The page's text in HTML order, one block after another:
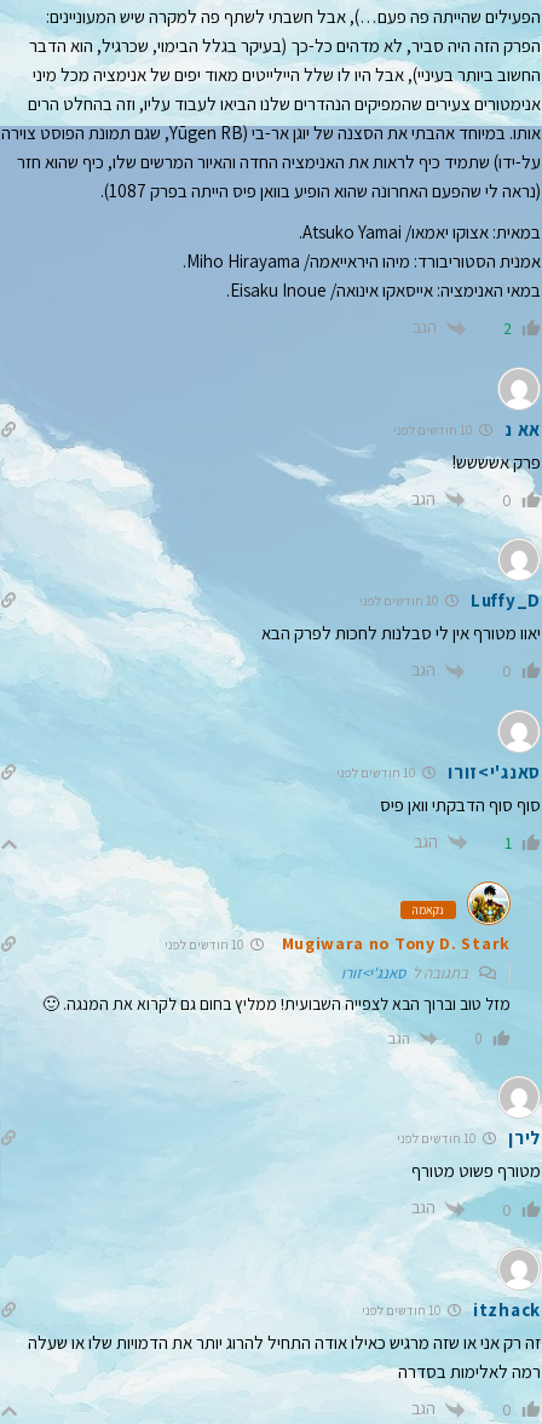
הפעילים שהייתה פה פעם…), אבל חשבתי לשתף פה למקרה שיש המעוניינים:
הפרק הזה היה סביר, לא מדהים כל-כך (בעיקר בגלל הבימוי, שכרגיל, הוא הדבר
החשוב ביותר בעיניי), אבל היו לו שלל היילייטים מאוד יפים של אנימציה מכל מיני
אנימטורים צעירים שהמפיקים הנהדרים שלנו הביאו לעבוד עליו, וזה בהחלט הרים
אותו. במיוחד אהבתי את הסצנה של יוגן אר-בי (Yūgen RB, שגם תמונת הפוסט צוירה
על-ידו) שתמיד כיף לראות את האנימציה החדה והאיור המרשים שלו, כיף שהוא חזר
(נראה לי שהפעם האחרונה שהוא הופיע בוואן פיס הייתה בפרק 1087).
במאית: אצוקו יאמאו/ Atsuko Yamai.
אמנית הסטוריבורד: מיהו היראייאמה/ Miho Hirayama.
במאי האנימציה: אייסאקו אינואה/ Eisaku Inoue.
2 הגב
אא נ
פרק אשששש!
0 הגב
Luffy_D
יאוו מטורף אין לי סבלנות לחכות לפרק הבא
0 הגב
סאנג'י>זורו
סוף סוף הדבקתי וואן פיס
1 הגב
נקאמה
Mugiwara no Tony D. Stark 10 חודשים לפני
בתגובה לסאנג'י>זורו
מזל טוב וברוך הבא לצפייה השבועית! ממליץ בחום גם לקרוא את המנגה. 🙂
0 הגב
לירן
מטורף פשוט מטורף
0 הגב
itzhack
זה רק אני או שזה מרגיש כאילו אודה התחיל להרוג יותר את הדמויות שלו או שעלה
רמה לאלימות בסדרה
0 הגב